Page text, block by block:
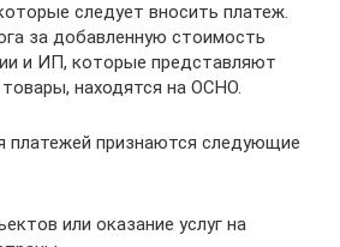
следует вносить платеж.
за добавленную стоимость
и ИП, которые представляют
находятся на ОСНО.
платежей признаются следующие
или оказание услуг на